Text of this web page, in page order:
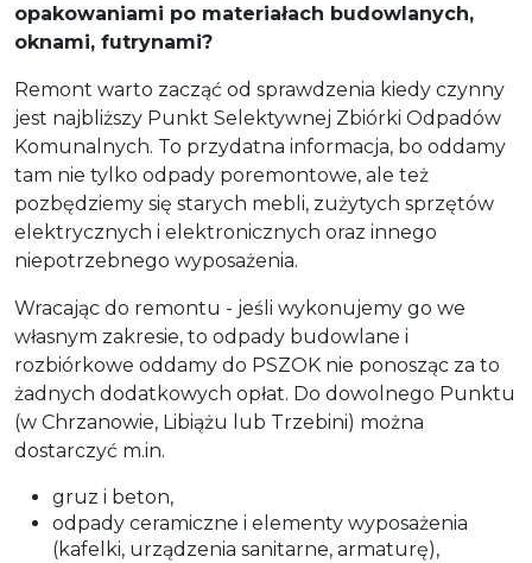
opakowaniami po materiałach budowlanych,
oknami, futrynami?
Remont warto zacząć od sprawdzenia kiedy czynny
jest najbliższy Punkt Selektywnej Zbiórki Odpadów
Komunalnych. To przydatna informacja, bo oddamy
tam nie tylko odpady poremontowe, ale też
pozbędziemy się starych mebli, zużytych sprzętów
elektrycznych i elektronicznych oraz innego
niepotrzebnego wyposażenia.
Wracając do remontu - jeśli wykonujemy go we
własnym zakresie, to odpady budowlane i
rozbiórkowe oddamy do PSZOK nie ponosząc za to
żadnych dodatkowych opłat. Do dowolnego Punktu
(w Chrzanowie, Libiążu lub Trzebini) można
dostarczyć m.in.
gruz i beton,
odpady ceramiczne i elementy wyposażenia
(kafelki, urządzenia sanitarne, armaturę),